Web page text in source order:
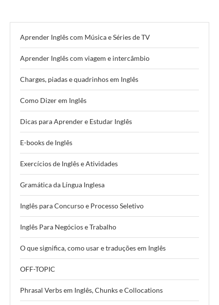
Aprender Inglês com Música e Séries de TV
Aprender Inglês com viagem e intercâmbio
Charges, piadas e quadrinhos em Inglês
Como Dizer em Inglês
Dicas para Aprender e Estudar Inglês
E-books de Inglês
Exercícios de Inglês e Atividades
Gramática da Língua Inglesa
Inglês para Concurso e Processo Seletivo
Inglês Para Negócios e Trabalho
O que significa, como usar e traduções em Inglês
OFF-TOPIC
Phrasal Verbs em Inglês, Chunks e Collocations